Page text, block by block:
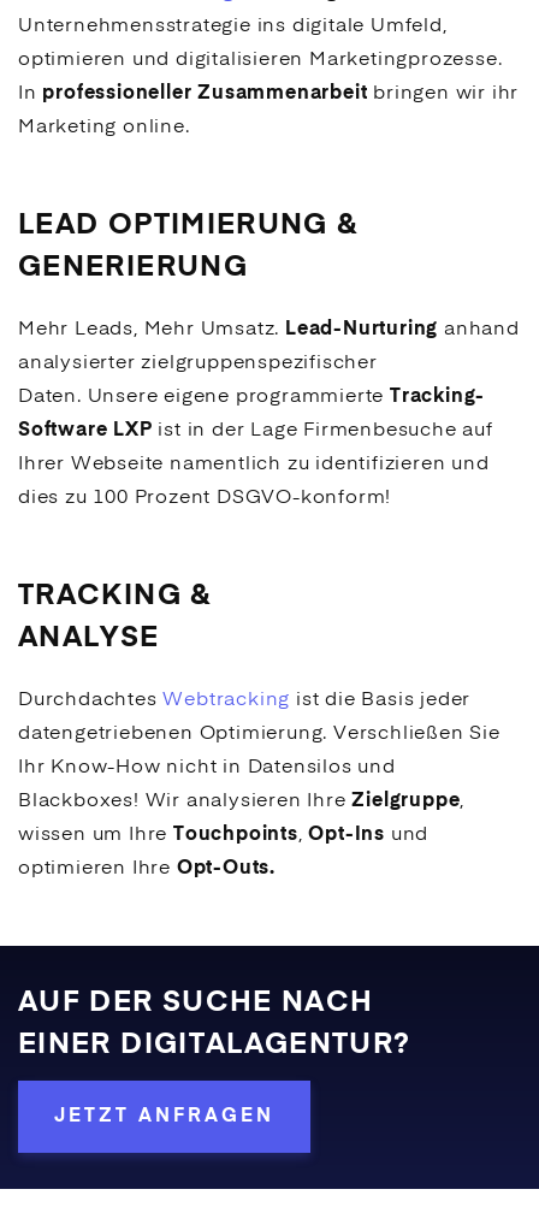
Unternehmens­strategie ins digitale Umfeld,
optimieren und digitalisieren Marketing­prozesse.
In professioneller Zusammenarbeit bringen wir ihr
Marketing online.
LEAD OPTIMIERUNG &
GENERIERUNG
Mehr Leads, Mehr Umsatz. Lead-Nurturing anhand
ana­ly­sier­ter zielgruppen­spezifischer
Daten. Unsere eigene pro­gra­mmierte
Tracking-
Software LXP ist in der Lage Firmenbesuche auf
Ihrer Webseite namentlich zu identifizieren und
dies zu 100 Prozent DSGVO-konform!
TRACKING &
ANALYSE
DurchdachtesWebtracking ist die Basis jeder
datengetriebenen Optimierung. Verschließen Sie
Ihr Know-How nicht in Datensilos und
Blackboxes! Wir analysieren IhreZielgruppe,
wissen um Ihre
Touchpoints,Opt-Ins und
optimieren Ihre Opt-Outs.
AUF DER SUCHE NACH
EINER DIGITALAGENTUR?
JETZT ANFRAGEN